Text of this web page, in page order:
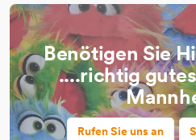
Benötigen Sie
....richtig
Rufen Sie uns an